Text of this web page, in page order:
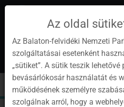
Instagram
Youtube
Az oldal
Az Balaton-felvidéki Nemzeti
szolgáltatásai esetenként
„sütiket”. A sütik teszik lehetővé
bevásárlókosár használatát és
működésének személyre
szolgálnak arról, hogy a